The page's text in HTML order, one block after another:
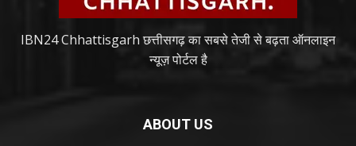
IBN24 Chhattisgarh छत्तीसगढ़ का सबसे तेजी से बढ़ता ऑनलाइन
न्यूज़ पोर्टल है
ABOUT US